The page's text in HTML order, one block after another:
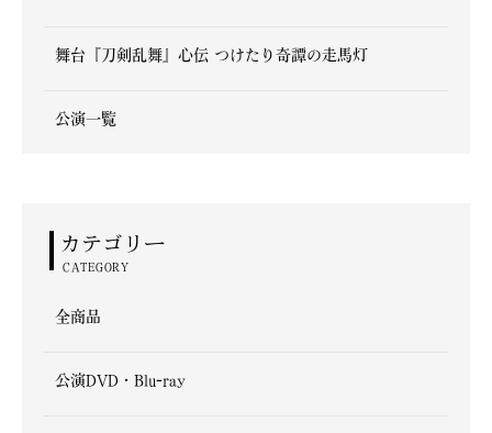
舞台『刀剣乱舞』心伝 つけたり奇譚の走馬灯
公演一覧
カテゴリー
CATEGORY
全商品
公演DVD・Blu-ray